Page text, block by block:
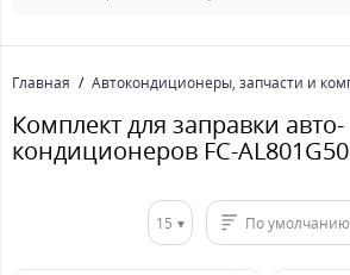
Главная Автокондиционеры, запчасти и
Комплект для заправки авто-
кондиционеров FC-AL801G50
15 По умолчанию